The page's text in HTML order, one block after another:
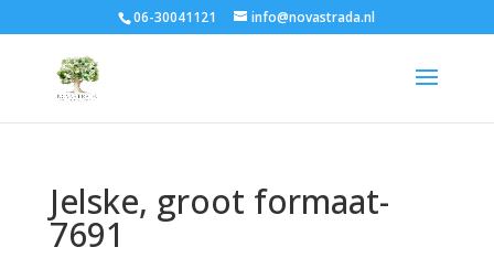
06-30041121 info@novastrada.nl
Jelske, groot formaat-
7691